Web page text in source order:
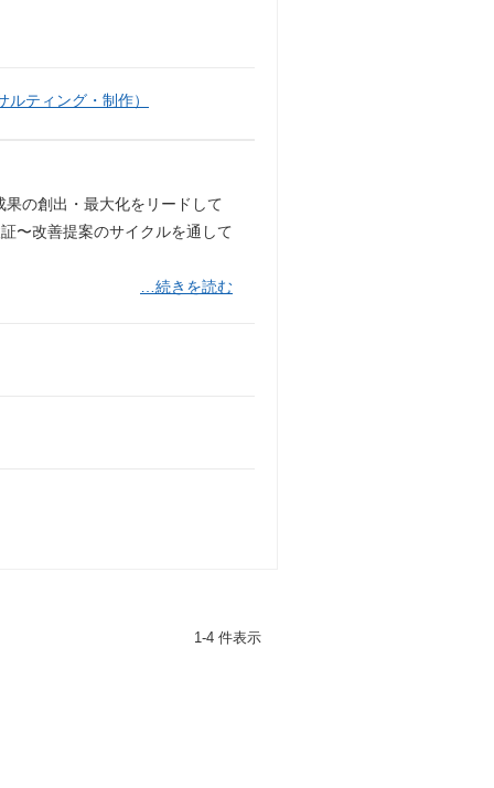
ティング・制作）
の創出・最大化をリードして
〜改善提案のサイクルを通して
…続きを読む
1-4 件表示